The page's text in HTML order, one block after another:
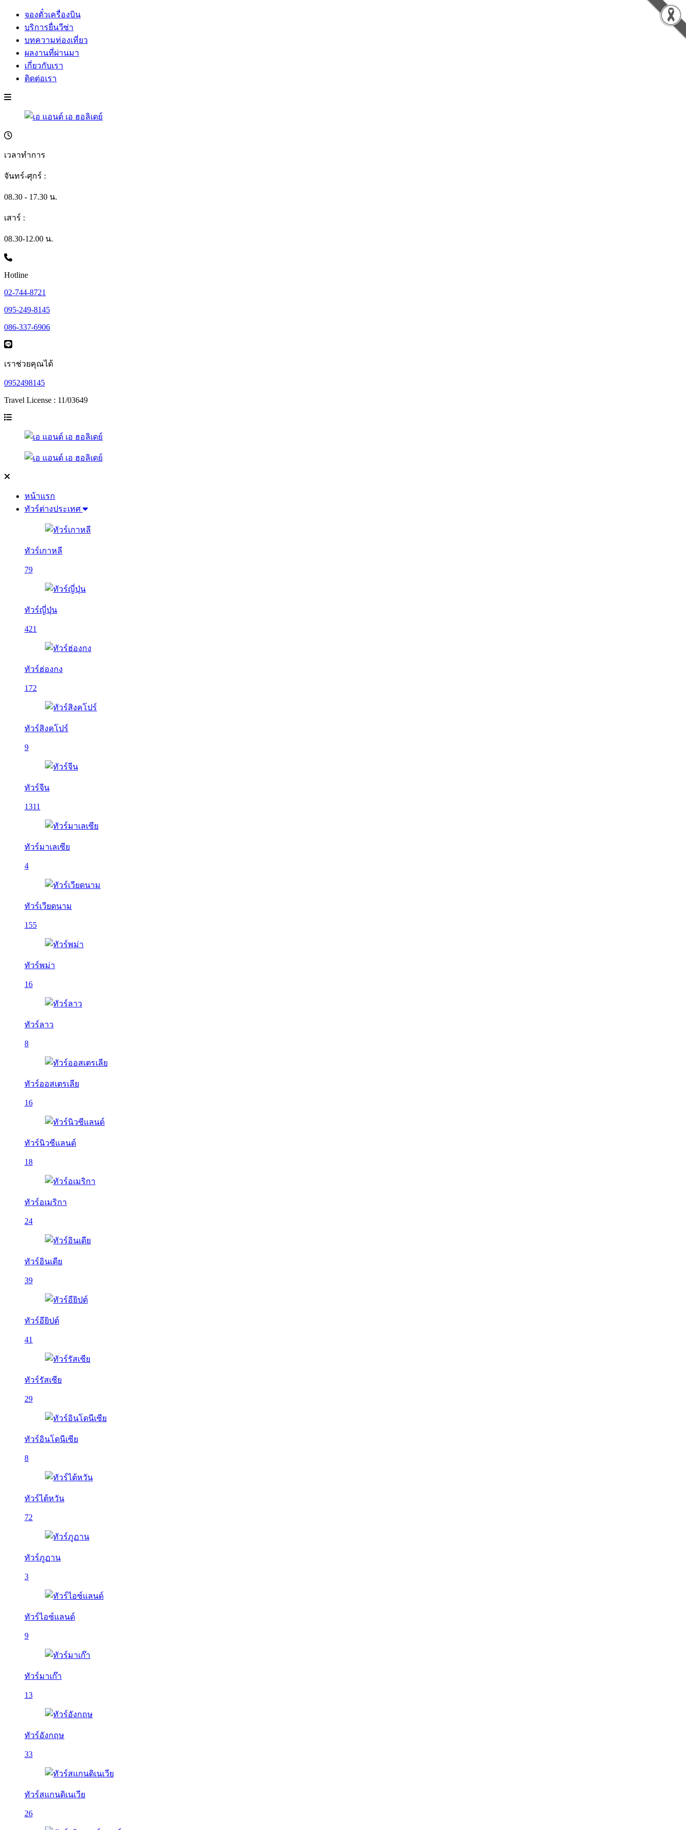
จองตั๋วเครื่องบิน
บริการยื่นวีซ่า
บทความท่องเที่ยว
ผลงานที่ผ่านมา
เกี่ยวกับเรา
ติดต่อเรา
เวลาทำการ
จันทร์-ศุกร์ :
08.30 - 17.30 น.
เสาร์ :
08.30-12.00 น.
Hotline
02-744-8721
095-249-8145
086-337-6906
เราช่วยคุณได้
0952498145
Travel License : 11/03649
หน้าแรก
ทัวร์ต่างประเทศ
ทัวร์เกาหลี
79
ทัวร์ญี่ปุ่น
421
ทัวร์ฮ่องกง
172
ทัวร์สิงคโปร์
9
ทัวร์จีน
1311
ทัวร์มาเลเซีย
4
ทัวร์เวียดนาม
155
ทัวร์พม่า
16
ทัวร์ลาว
8
ทัวร์ออสเตรเลีย
16
ทัวร์นิวซีแลนด์
18
ทัวร์อเมริกา
24
ทัวร์อินเดีย
39
ทัวร์อียิปต์
41
ทัวร์รัสเซีย
29
ทัวร์อินโดนีเซีย
8
ทัวร์ไต้หวัน
72
ทัวร์ภูฏาน
3
ทัวร์ไอซ์แลนด์
9
ทัวร์มาเก๊า
13
ทัวร์อังกฤษ
33
ทัวร์สแกนดิเนเวีย
26